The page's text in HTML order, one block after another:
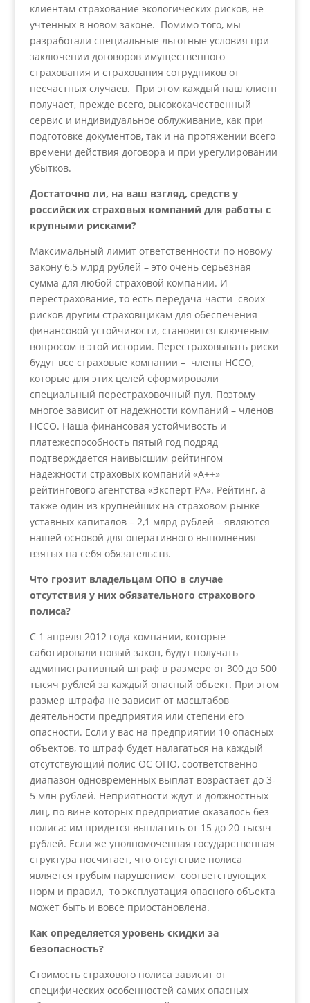
клиентам страхование экологических рисков, не
учтенных в новом законе. Помимо того, мы
разработали специальные льготные условия при
заключении договоров имущественного
страхования и страхования сотрудников от
несчастных случаев. При этом каждый наш клиент
получает, прежде всего, высококачественный
сервис и индивидуальное облуживание, как при
подготовке документов, так и на протяжении всего
времени действия договора и при урегулировании
убытков.
Достаточно ли, на ваш взгляд, средств у
российских страховых компаний для работы с
крупными рисками?
Максимальный лимит ответственности по новому
закону 6,5 млрд рублей – это очень серьезная
сумма для любой страховой компании. И
перестрахование, то есть передача части своих
рисков другим страховщикам для обеспечения
финансовой устойчивости, становится ключевым
вопросом в этой истории. Перестраховывать риски
будут все страховые компании – члены НССО,
которые для этих целей сформировали
специальный перестраховочный пул. Поэтому
многое зависит от надежности компаний – членов
НССО. Наша финансовая устойчивость и
платежеспособность пятый год подряд
подтверждается наивысшим рейтингом
надежности страховых компаний «А++»
рейтингового агентства «Эксперт РА». Рейтинг, а
также один из крупнейших на страховом рынке
уставных капиталов – 2,1 млрд рублей – являются
нашей основой для оперативного выполнения
взятых на себя обязательств.
Что грозит владельцам ОПО в случае
отсутствия у них обязательного страхового
полиса?
С 1 апреля 2012 года компании, которые
саботировали новый закон, будут получать
административный штраф в размере от 300 до 500
тысяч рублей за каждый опасный объект. При этом
размер штрафа не зависит от масштабов
деятельности предприятия или степени его
опасности. Если у вас на предприятии 10 опасных
объектов, то штраф будет налагаться на каждый
отсутствующий полис ОС ОПО, соответственно
диапазон одновременных выплат возрастает до 3-
5 млн рублей. Неприятности ждут и должностных
лиц, по вине которых предприятие оказалось без
полиса: им придется выплатить от 15 до 20 тысяч
рублей. Если же уполномоченная государственная
структура посчитает, что отсутствие полиса
является грубым нарушением соответствующих
норм и правил, то эксплуатация опасного объекта
может быть и вовсе приостановлена.
Как определяется уровень скидки за
безопасность?
Стоимость страхового полиса зависит от
специфических особенностей самих опасных